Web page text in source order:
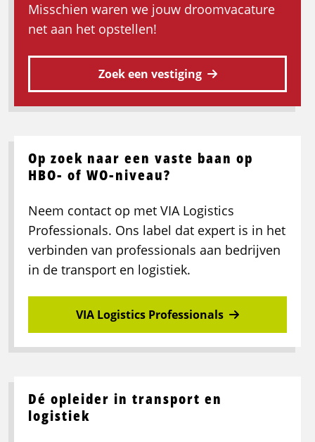
Misschien waren we jouw droomvacature
net aan het opstellen!
Zoek een vestiging
Op zoek naar een vaste baan op
HBO- of WO-niveau?
Neem contact op met VIA Logistics
Professionals. Ons label dat expert is in het
verbinden van professionals aan bedrijven
in de transport en logistiek.
VIA Logistics Professionals
Dé opleider in transport en
logistiek